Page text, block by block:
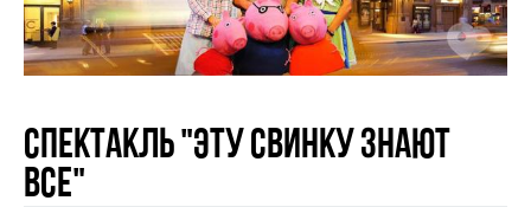
Спектакль "Эту свинку знают
все"